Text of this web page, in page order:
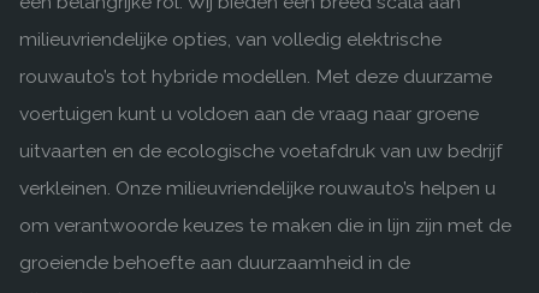
milieuvriendelijke opties, van volledig elektrische
rouwauto’s tot hybride modellen. Met deze duurzame
voertuigen kunt u voldoen aan de vraag naar groene
uitvaarten en de ecologische voetafdruk van uw bedrijf
verkleinen. Onze milieuvriendelijke rouwauto’s helpen u
om verantwoorde keuzes te maken die in lijn zijn met de
groeiende behoefte aan duurzaamheid in de